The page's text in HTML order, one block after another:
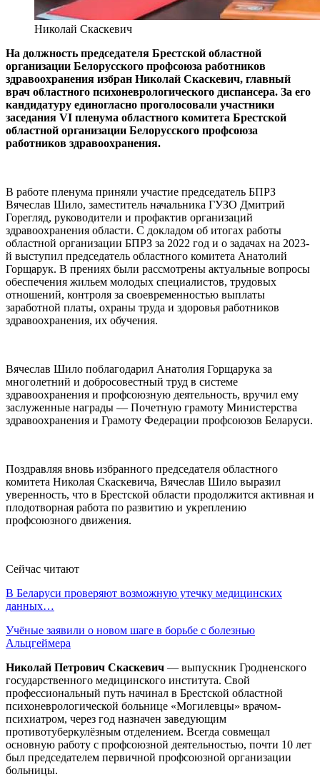
Николай Скаcкевич
На должность председателя Брестской областной
организации Белорусского профсоюза работников
здравоохранения избран Николай Скаскевич, главный
врач областного психоневрологического диспансера. За его
кандидатуру единогласно проголосовали участники
заседания VI пленума областного комитета Брестской
областной организации Белорусского профсоюза
работников здравоохранения.
В работе пленума приняли участие председатель БПРЗ
Вячеслав Шило, заместитель начальника ГУЗО Дмитрий
Горегляд, руководители и профактив организаций
здравоохранения области. С докладом об итогах работы
областной организации БПРЗ за 2022 год и о задачах на 2023-
й выступил председатель областного комитета Анатолий
Горщарук. В прениях были рассмотрены актуальные вопросы
обеспечения жильем молодых специалистов, трудовых
отношений, контроля за своевременностью выплаты
заработной платы, охраны труда и здоровья работников
здравоохранения, их обучения.
Вячеслав Шило поблагодарил Анатолия Горщарука за
многолетний и добросовестный труд в системе
здравоохранения и профсоюзную деятельность, вручил ему
заслуженные награды — Почетную грамоту Министерства
здравоохранения и Грамоту Федерации профсоюзов Беларуси.
Поздравляя вновь избранного председателя областного
комитета Николая Скаскевича, Вячеслав Шило выразил
уверенность, что в Брестской области продолжится активная и
плодотворная работа по развитию и укреплению
профсоюзного движения.
Сейчас читают
В Беларуси проверяют возможную утечку медицинских
данных…
Учёные заявили о новом шаге в борьбе с болезнью
Альцгеймера
Николай Петрович Скаcкевич — выпускник Гродненского
государственного медицинского института. Свой
профессиональный путь начинал в Брестской областной
психоневрологической больнице «Могилевцы» врачом-
психиатром, через год назначен заведующим
противотуберкулёзным отделением. Всегда совмещал
основную работу с профсоюзной деятельностью, почти 10 лет
был председателем первичной профсоюзной организации
больницы.